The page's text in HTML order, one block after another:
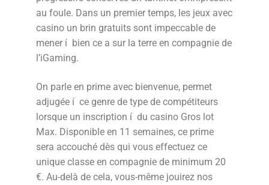
au foule. Dans un premier temps, les jeux avec
casino un brin gratuits sont impeccable de
mener í bien ce a sur la terre en compagnie de
l’iGaming.
On parle en prime avec bienvenue, permet
adjugée í ce genre de type de compétiteurs
lorsque un inscription í du casino Gros lot
Max. Disponible en 11 semaines, ce prime
sera accouché dès qui vous effectuez ce
unique classe en compagnie de minimum 20
€. Au-delà de cela, vous-même jouirez nos